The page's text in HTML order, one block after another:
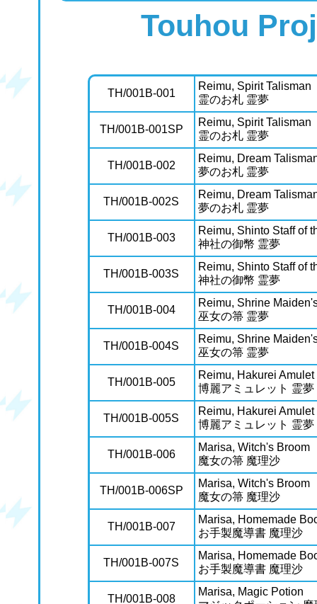
Touhou
TH/001B-001
Reimu, Spirit Talisman
霊のお札 霊夢
TH/001B-001SP
Reimu, Spirit Talisman
霊のお札 霊夢
TH/001B-002
Reimu, Dream
夢のお札 霊夢
TH/001B-002S
Reimu, Dream
夢のお札 霊夢
TH/001B-003
Reimu, Shinto Staff of
神社の御幣 霊夢
TH/001B-003S
Reimu, Shinto Staff of
神社の御幣 霊夢
TH/001B-004
Reimu, Shrine
巫女の箒 霊夢
TH/001B-004S
Reimu, Shrine
巫女の箒 霊夢
TH/001B-005
Reimu, Hakurei Amulet
博麗アミュレット 霊夢
TH/001B-005S
Reimu, Hakurei Amulet
博麗アミュレット 霊夢
TH/001B-006
Marisa, Witch's Broom
魔女の箒 魔理沙
TH/001B-006SP
Marisa, Witch's Broom
魔女の箒 魔理沙
TH/001B-007
Marisa, Homemade
お手製魔導書 魔理沙
TH/001B-007S
Marisa, Homemade
お手製魔導書 魔理沙
TH/001B-008
Marisa, Magic Potion